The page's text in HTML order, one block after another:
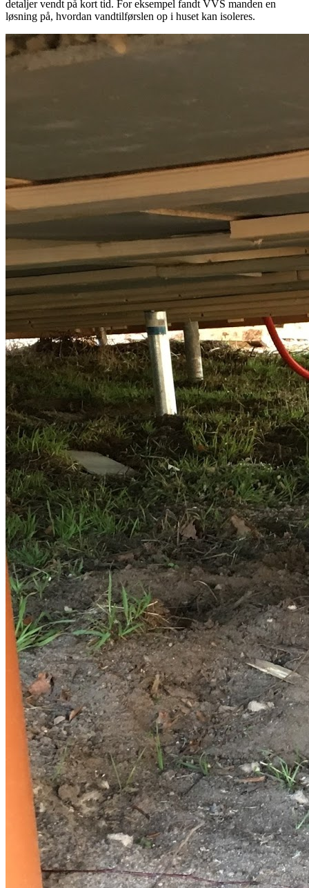
detaljer vendt på kort tid. For eksempel fandt VVS manden en
løsning på, hvordan vandtilførslen op i huset kan isoleres.